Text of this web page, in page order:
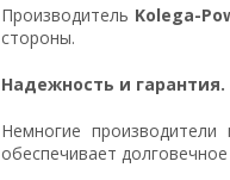
Производитель Kolega-
стороны.
Надежность и гарантия.
Немногие
обеспечивает